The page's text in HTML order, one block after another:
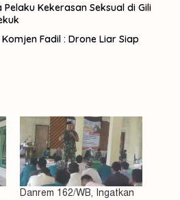
Kekerasan Seksual di Gili
Fadil : Drone Liar Siap
Danrem 162/WB, Ingatkan